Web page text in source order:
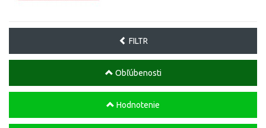
FILTR
Obľúbenosti
Hodnotenie